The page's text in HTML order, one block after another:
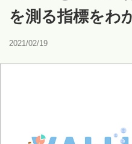
を測る指標をわ
2021/02/19